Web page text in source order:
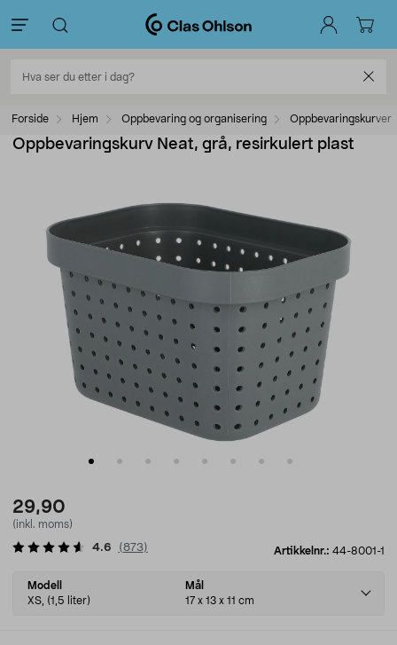
Forside Hjem Oppbevaring og organisering Oppbevaringskurver
Oppbevaringskurv Neat, grå, resirkulert plast
29,90
(inkl. moms)
Artikkelnr.: 44-8001-1
4.6 (873)
Select
variant
Modell
XS, (1,5 liter)
Mål
17 x 13 x 11 cm